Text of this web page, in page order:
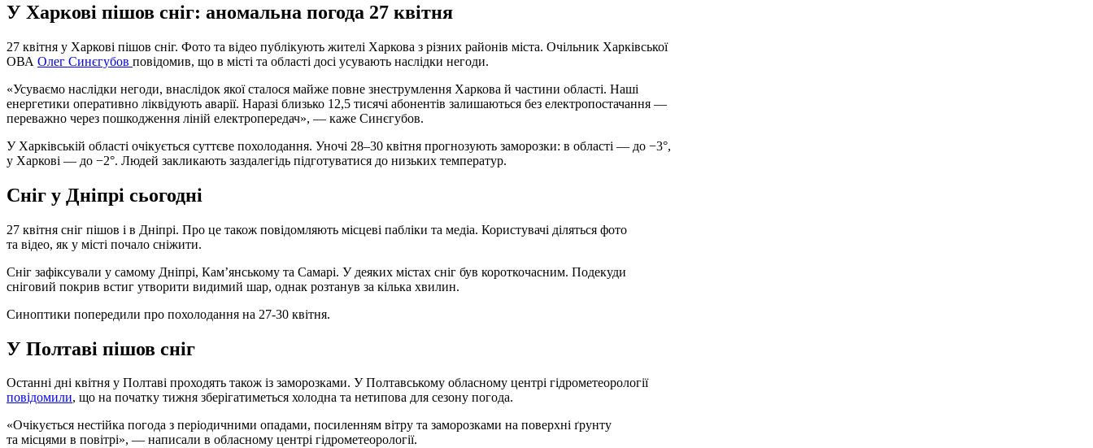
У Харкові пішов сніг: аномальна погода 27 квітня
27 квітня у Харкові пішов сніг. Фото та відео публікують жителі Харкова з різних районів міста. Очільник Харківської
ОВА Олег Синєгубов повідомив, що в місті та області досі усувають наслідки негоди.
«Усуваємо наслідки негоди, внаслідок якої сталося майже повне знеструмлення Харкова й частини області. Наші
енергетики оперативно ліквідують аварії. Наразі близько 12,5 тисячі абонентів залишаються без електропостачання —
переважно через пошкодження ліній електропередач», — каже Синєгубов.
У Харківській області очікується суттєве похолодання. Уночі 28–30 квітня прогнозують заморозки: в області — до −3°,
у Харкові — до −2°. Людей закликають заздалегідь підготуватися до низьких температур.
Сніг у Дніпрі сьогодні
27 квітня сніг пішов і в Дніпрі. Про це також повідомляють місцеві пабліки та медіа. Користувачі діляться фото
та відео, як у місті почало сніжити.
Сніг зафіксували у самому Дніпрі, Кам’янському та Самарі. У деяких містах сніг був короткочасним. Подекуди
сніговий покрив встиг утворити видимий шар, однак розтанув за кілька хвилин.
Синоптики попередили про похолодання на 27-30 квітня.
У Полтаві пішов сніг
Останні дні квітня у Полтаві проходять також із заморозками. У Полтавському обласному центрі гідрометеорології
повідомили, що на початку тижня зберігатиметься холодна та нетипова для сезону погода.
«Очікується нестійка погода з періодичними опадами, посиленням вітру та заморозками на поверхні ґрунту
та місцями в повітрі», — написали в обласному центрі гідрометеорології.